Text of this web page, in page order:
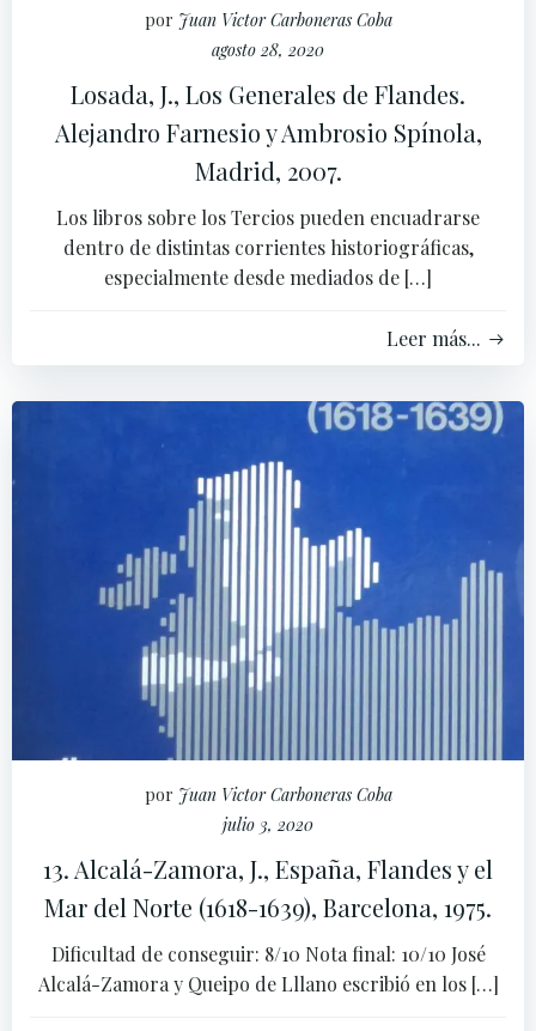
por Juan Victor Carboneras Coba
agosto 28, 2020
Losada, J., Los Generales de Flandes.
Alejandro Farnesio y Ambrosio Spínola,
Madrid, 2007.
Los libros sobre los Tercios pueden encuadrarse
dentro de distintas corrientes historiográficas,
especialmente desde mediados de […]
Leer más...
por Juan Victor Carboneras Coba
julio 3, 2020
13. Alcalá-Zamora, J., España, Flandes y el
Mar del Norte (1618-1639), Barcelona, 1975.
Dificultad de conseguir: 8/10 Nota final: 10/10 José
Alcalá-Zamora y Queipo de Lllano escribió en los […]